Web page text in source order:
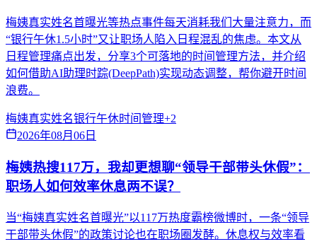
梅姨真实姓名首曝光等热点事件每天消耗我们大量注意力，而
“银行午休1.5小时”又让职场人陷入日程混乱的焦虑。本文从
日程管理痛点出发，分享3个可落地的时间管理方法，并介绍
如何借助AI助理时踪(DeepPath)实现动态调整，帮你避开时间
浪费。
梅姨真实姓名银行午休时间管理+2
2026年08月06日
梅姨热搜117万，我却更想聊“领导干部带头休假”：
职场人如何效率休息两不误？
当“梅姨真实姓名首曝光”以117万热度霸榜微博时，一条“领导
干部带头休假”的政策讨论也在职场圈发酵。休息权与效率看